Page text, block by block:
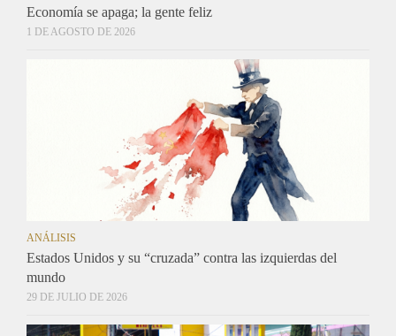
Economía se apaga; la gente feliz
1 DE AGOSTO DE 2026
ANÁLISIS
Estados Unidos y su “cruzada” contra las izquierdas del
mundo
29 DE JULIO DE 2026